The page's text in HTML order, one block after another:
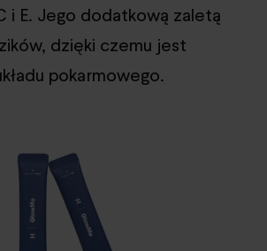
i E. Jego dodatkową zaletą
dzięki czemu jest
pokarmowego.